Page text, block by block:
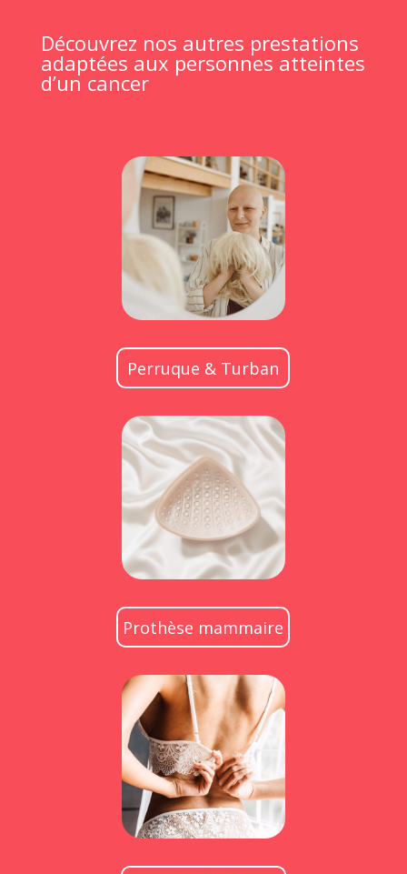
Découvrez nos autres prestations
adaptées aux personnes atteintes
d’un cancer
Perruque & Turban
Prothèse mammaire